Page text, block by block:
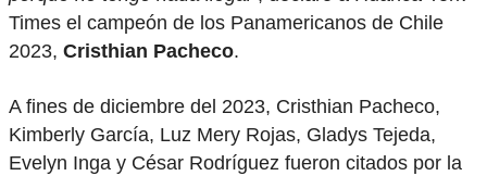
Times el campeón de los Panamericanos de Chile
2023, Cristhian Pacheco.
A fines de diciembre del 2023, Cristhian Pacheco,
Kimberly García, Luz Mery Rojas, Gladys Tejeda,
Evelyn Inga y César Rodríguez fueron citados por la